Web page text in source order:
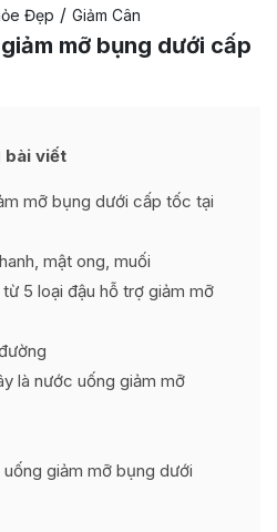
Đẹp / Giảm Cân
mỡ bụng dưới cấp
bài viết
mỡ bụng dưới cấp tốc tại
mật ong, muối
5 loại đậu hỗ trợ giảm mỡ
là nước uống giảm mỡ
giảm mỡ bụng dưới